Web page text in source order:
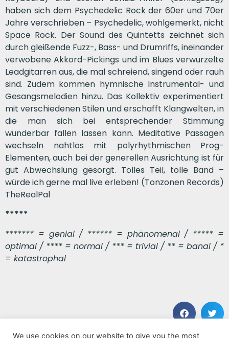
haben sich dem Psychedelic Rock der 60er und 70er
Jahre verschrieben – Psychedelic, wohlgemerkt, nicht
Space Rock. Der Sound des Quintetts zeichnet sich
durch gleißende Fuzz-, Bass- und Drumriffs, ineinander
verwobene Akkord-Pickings und im Blues verwurzelte
Leadgitarren aus, die mal schreiend, singend oder rauh
sind. Zudem kommen hymnische Instrumental- und
Gesangsmelodien hinzu. Das Kollektiv experimentiert
mit verschiedenen Stilen und erschafft Klangwelten, in
die man sich bei entsprechender Stimmung
wunderbar fallen lassen kann. Meditative Passagen
wechseln nahtlos mit polyrhythmischen Prog-
Elementen, auch bei der generellen Ausrichtung ist für
gut Abwechslung gesorgt. Tolles Teil, tolle Band –
würde ich gerne mal live erleben! (Tonzonen Records)
TheRealPal
*****
******* = genial / ****** = phänomenal / ***** =
optimal / **** = normal / *** = trivial / ** = banal / *
= katastrophal
We use cookies on our website to give you the most